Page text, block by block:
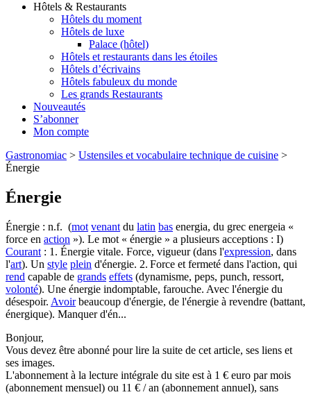
Hôtels & Restaurants
Hôtels du moment
Hôtels de luxe
Palace (hôtel)
Hôtels et restaurants dans les étoiles
Hôtels d’écrivains
Hôtels fabuleux du monde
Les grands Restaurants
Nouveautés
S’abonner
Mon compte
Gastronomiac > Ustensiles et vocabulaire technique de cuisine >
Énergie
Énergie
Énergie : n.f. (mot venant du latin bas energia, du grec energeia «
force en action »). Le mot « énergie » a plusieurs acceptions : I)
Courant : 1. Énergie vitale. Force, vigueur (dans l'expression, dans
l'art). Un style plein d'énergie. 2. Force et fermeté dans l'action, qui
rend capable de grands effets (dynamisme, peps, punch, ressort,
volonté). Une énergie indomptable, farouche. Avec l'énergie du
désespoir. Avoirbeaucoup d'énergie, de l'énergie à revendre (battant,
énergique). Manquer d'én...
Bonjour,
Vous devez être abonné pour lire la suite de cet article, ses liens et
ses images.
L'abonnement à la lecture intégrale du site est à 1 € euro par mois
(abonnement mensuel) ou 11 € / an (abonnement annuel), sans